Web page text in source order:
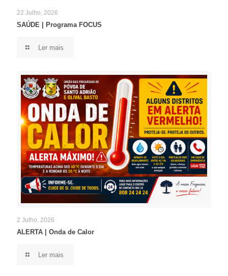
22 Julho, 2026
SAÚDE | Programa FOCUS
Ler mais
2 Julho, 2026
ALERTA | Onda de Calor
Ler mais